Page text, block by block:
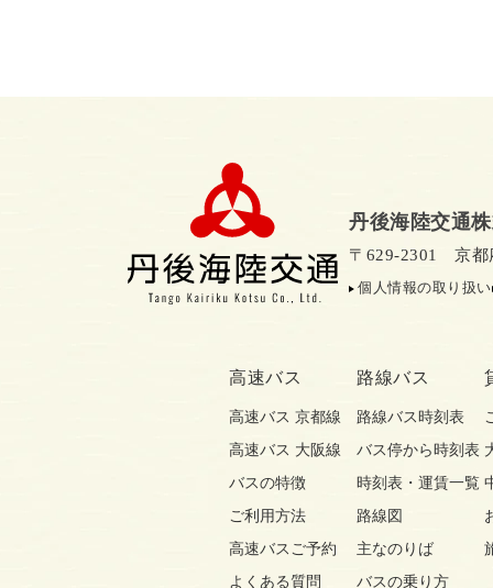
丹後海陸交通
〒629-2301 京
個人情報の取り扱い
高速バス
高速バス 京都線
高速バス 大阪線
バスの特徴
ご利用方法
高速バスご予約
よくある質問
路線バス
路線バス時刻表
バス停から時刻表
時刻表・運賃一覧
路線図
主なのりば
バスの乗り方